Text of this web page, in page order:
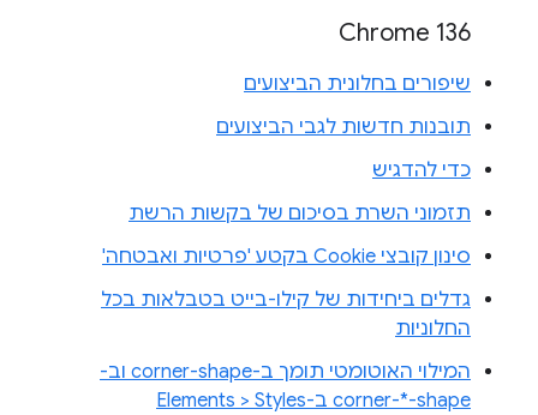
Chrome 136
שיפורים בחלונית הביצועים
תובנות חדשות לגבי הביצועים
כדי להדגיש
תזמוני השרת בסיכום של בקשות הרשת
סינון קובצי Cookie בקטע 'פרטיות ואבטחה'
גדלים ביחידות של קילו-בייט בטבלאות בכל
החלוניות
המילוי האוטומטי תומך ב-corner-shape וב-
corner-*-shape ב-Elements > Styles